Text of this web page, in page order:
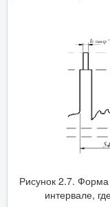
Рисунок 2.7.
интервале,